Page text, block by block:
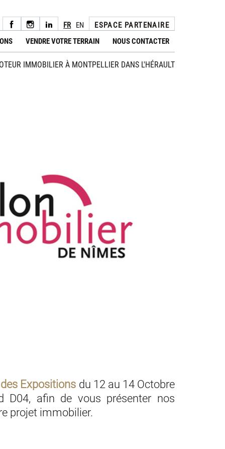
FR EN
ESPACE PARTENAIRE
VENDRE VOTRE TERRAIN NOUS CONTACTER
IMMOBILIER À MONTPELLIER DANS L'HÉRAULT
Expositions du 12 au 14 Octobre
D04, afin de vous présenter nos
projet immobilier.